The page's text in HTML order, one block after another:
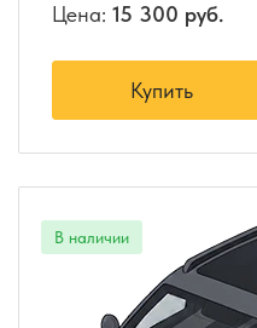
Цена: 15 300 руб.
Купить